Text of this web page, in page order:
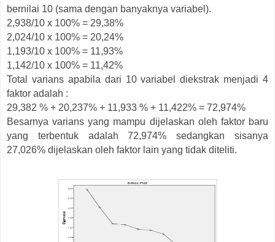
bernilai 10 (sama dengan banyaknya variabel).
2,938/10 x 100% = 29,38%
2,024/10 x 100% = 20,24%
1,193/10 x 100% = 11,93%
1,142/10 x 100% = 11,42%
Total varians apabila dari 10 variabel diekstrak menjadi 4
faktor adalah :
29,382 % + 20,237% + 11,933 % + 11,422% = 72,974%
Besarnya varians yang mampu dijelaskan oleh faktor baru
yang terbentuk adalah 72,974% sedangkan sisanya
27,026% dijelaskan oleh faktor lain yang tidak diteliti.